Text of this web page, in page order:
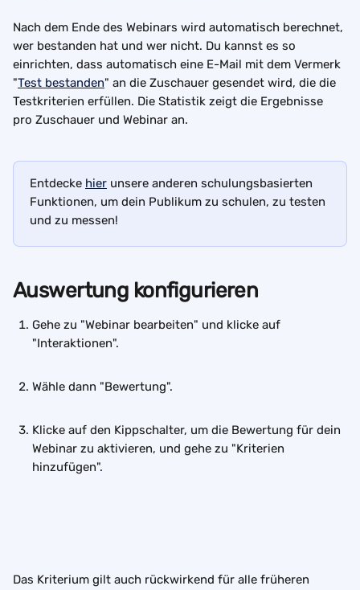
Nach dem Ende des Webinars wird automatisch berechnet,
wer bestanden hat und wer nicht. Du kannst es so
einrichten, dass automatisch eine E-Mail mit dem Vermerk
"Test bestanden" an die Zuschauer gesendet wird, die die
Testkriterien erfüllen. Die Statistik zeigt die Ergebnisse
pro Zuschauer und Webinar an.
Entdecke hier unsere anderen schulungsbasierten
Funktionen, um dein Publikum zu schulen, zu testen
und zu messen!
Auswertung konfigurieren
Gehe zu "Webinar bearbeiten" und klicke auf
"Interaktionen".
Wähle dann "Bewertung".
Klicke auf den Kippschalter, um die Bewertung für dein
Webinar zu aktivieren, und gehe zu "Kriterien
hinzufügen".
Das Kriterium gilt auch rückwirkend für alle früheren